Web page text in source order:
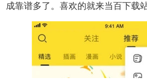
成靠谱多了。喜欢的就来当百下载